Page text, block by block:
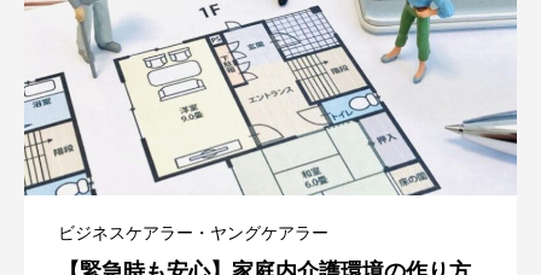
ビジネスケアラー・ヤングケアラー